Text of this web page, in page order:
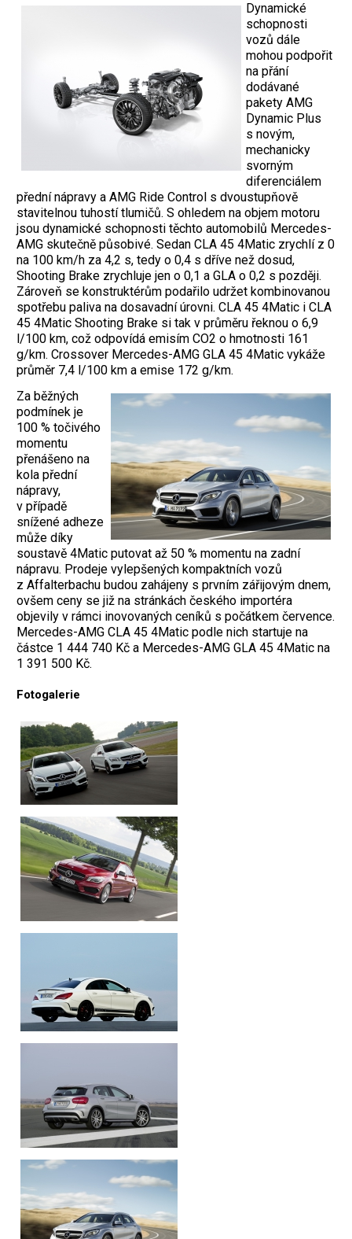
Dynamické
schopnosti
vozů dále
mohou podpořit
na přání
dodávané
pakety AMG
Dynamic Plus
s novým,
mechanicky
svorným
diferenciálem
přední nápravy a AMG Ride Control s dvoustupňově
stavitelnou tuhostí tlumičů. S ohledem na objem motoru
jsou dynamické schopnosti těchto automobilů Mercedes-
AMG skutečně působivé. Sedan CLA 45 4Matic zrychlí z 0
na 100 km/h za 4,2 s, tedy o 0,4 s dříve než dosud,
Shooting Brake zrychluje jen o 0,1 a GLA o 0,2 s později.
Zároveň se konstruktérům podařilo udržet kombinovanou
spotřebu paliva na dosavadní úrovni. CLA 45 4Matic i CLA
45 4Matic Shooting Brake si tak v průměru řeknou o 6,9
l/100 km, což odpovídá emisím CO2 o hmotnosti 161
g/km. Crossover Mercedes-AMG GLA 45 4Matic vykáže
průměr 7,4 l/100 km a emise 172 g/km.
Za běžných
podmínek je
100 % točivého
momentu
přenášeno na
kola přední
nápravy,
v případě
snížené adheze
může díky
soustavě 4Matic putovat až 50 % momentu na zadní
nápravu. Prodeje vylepšených kompaktních vozů
z Affalterbachu budou zahájeny s prvním zářijovým dnem,
ovšem ceny se již na stránkách českého importéra
objevily v rámci inovovaných ceníků s počátkem července.
Mercedes-AMG CLA 45 4Matic podle nich startuje na
částce 1 444 740 Kč a Mercedes-AMG GLA 45 4Matic na
1 391 500 Kč.
Fotogalerie